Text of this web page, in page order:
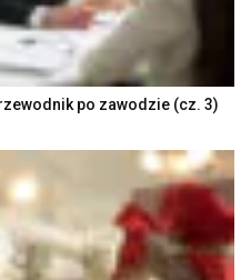
po zawodzie (cz. 3)